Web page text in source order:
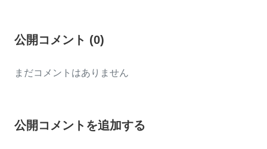
公開コメント (0)
まだコメントはありません
公開コメントを追加する